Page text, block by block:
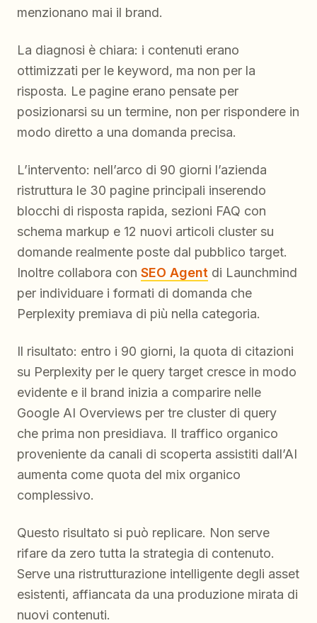
menzionano mai il brand.
La diagnosi è chiara: i contenuti erano
ottimizzati per le keyword, ma non per la
risposta. Le pagine erano pensate per
posizionarsi su un termine, non per rispondere in
modo diretto a una domanda precisa.
L’intervento: nell’arco di 90 giorni l’azienda
ristruttura le 30 pagine principali inserendo
blocchi di risposta rapida, sezioni FAQ con
schema markup e 12 nuovi articoli cluster su
domande realmente poste dal pubblico target.
Inoltre collabora con SEO Agent di Launchmind
per individuare i formati di domanda che
Perplexity premiava di più nella categoria.
Il risultato: entro i 90 giorni, la quota di citazioni
su Perplexity per le query target cresce in modo
evidente e il brand inizia a comparire nelle
Google AI Overviews per tre cluster di query
che prima non presidiava. Il traffico organico
proveniente da canali di scoperta assistiti dall’AI
aumenta come quota del mix organico
complessivo.
Questo risultato si può replicare. Non serve
rifare da zero tutta la strategia di contenuto.
Serve una ristrutturazione intelligente degli asset
esistenti, affiancata da una produzione mirata di
nuovi contenuti.